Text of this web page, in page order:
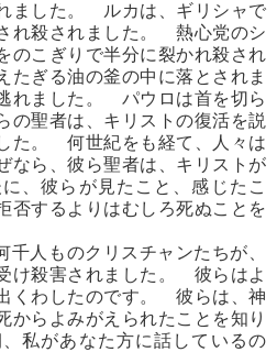
ました。 ルカは、ギリシャで
れ殺されました。 熱心党のシ
のこぎりで半分に裂かれ殺され
ぎる油の釜の中に落とされま
れました。 パウロは首を切ら
聖者は、キリストの復活を説
た。 何世紀をも経て、人々は
なら、彼ら聖者は、キリストが
、彼らが見たこと、感じたこ
否するよりはむしろ死ぬことを
千人ものクリスチャンたちが、
け殺害されました。 彼らはよ
くわしたのです。 彼らは、神
からよみがえられたことを知り
私があなた方に話しているの